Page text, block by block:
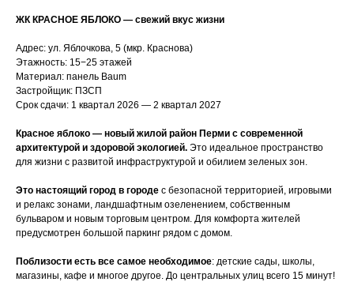
ЖК КРАСНОЕ ЯБЛОКО — свежий вкус жизни
Адрес: ул. Яблочкова, 5 (мкр. Краснова)
Этажность: 15−25 этажей
Материал: панель Baum
Застройщик: ПЗСП
Срок сдачи: 1 квартал 2026 — 2 квартал 2027
Красное яблоко — новый жилой район Перми с современной
архитектурой и здоровой экологией. Это идеальное пространство
для жизни с развитой инфраструктурой и обилием зеленых зон.
Это настоящий город в городе с безопасной территорией, игровыми
и релакс зонами, ландшафтным озеленением, собственным
бульваром и новым торговым центром. Для комфорта жителей
предусмотрен большой паркинг рядом с домом.
Поблизости есть все самое необходимое: детские сады, школы,
магазины, кафе и многое другое. До центральных улиц всего 15 минут!